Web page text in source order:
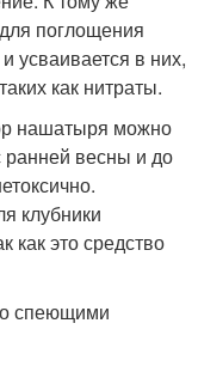
поглощения
усваивается в них,
как нитраты.
нашатыря можно
ранней весны и до
клубники
как это средство
спеющими